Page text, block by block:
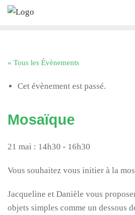
Skip
« Tous les Évènements
Cet évènement est passé.
Mosaïque
21 mai : 14h30 - 16h30
Vous souhaitez vous initier à la
Jacqueline et Danièle vous
objets simples comme un dessous